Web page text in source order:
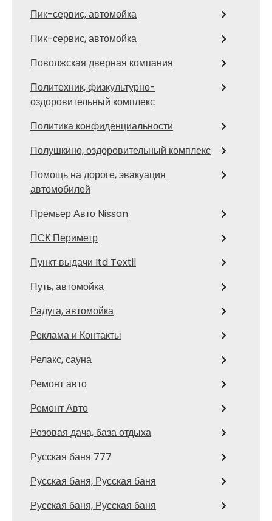
Пик-сервис, автомойка
Пик-сервис, автомойка
Поволжская дверная компания
Политехник, физкультурно-
оздоровительный комплекс
Политика конфиденциальности
Полушкино, оздоровительный комплекс
Помощь на дороге, эвакуация
автомобилей
Премьер Авто Nissan
ПСК Периметр
Пункт выдачи Itd Textil
Путь, автомойка
Радуга, автомойка
Реклама и Контакты
Релакс, сауна
Ремонт авто
Ремонт Авто
Розовая дача, база отдыха
Русская баня 777
Русская баня, Русская баня
Русская баня, Русская баня